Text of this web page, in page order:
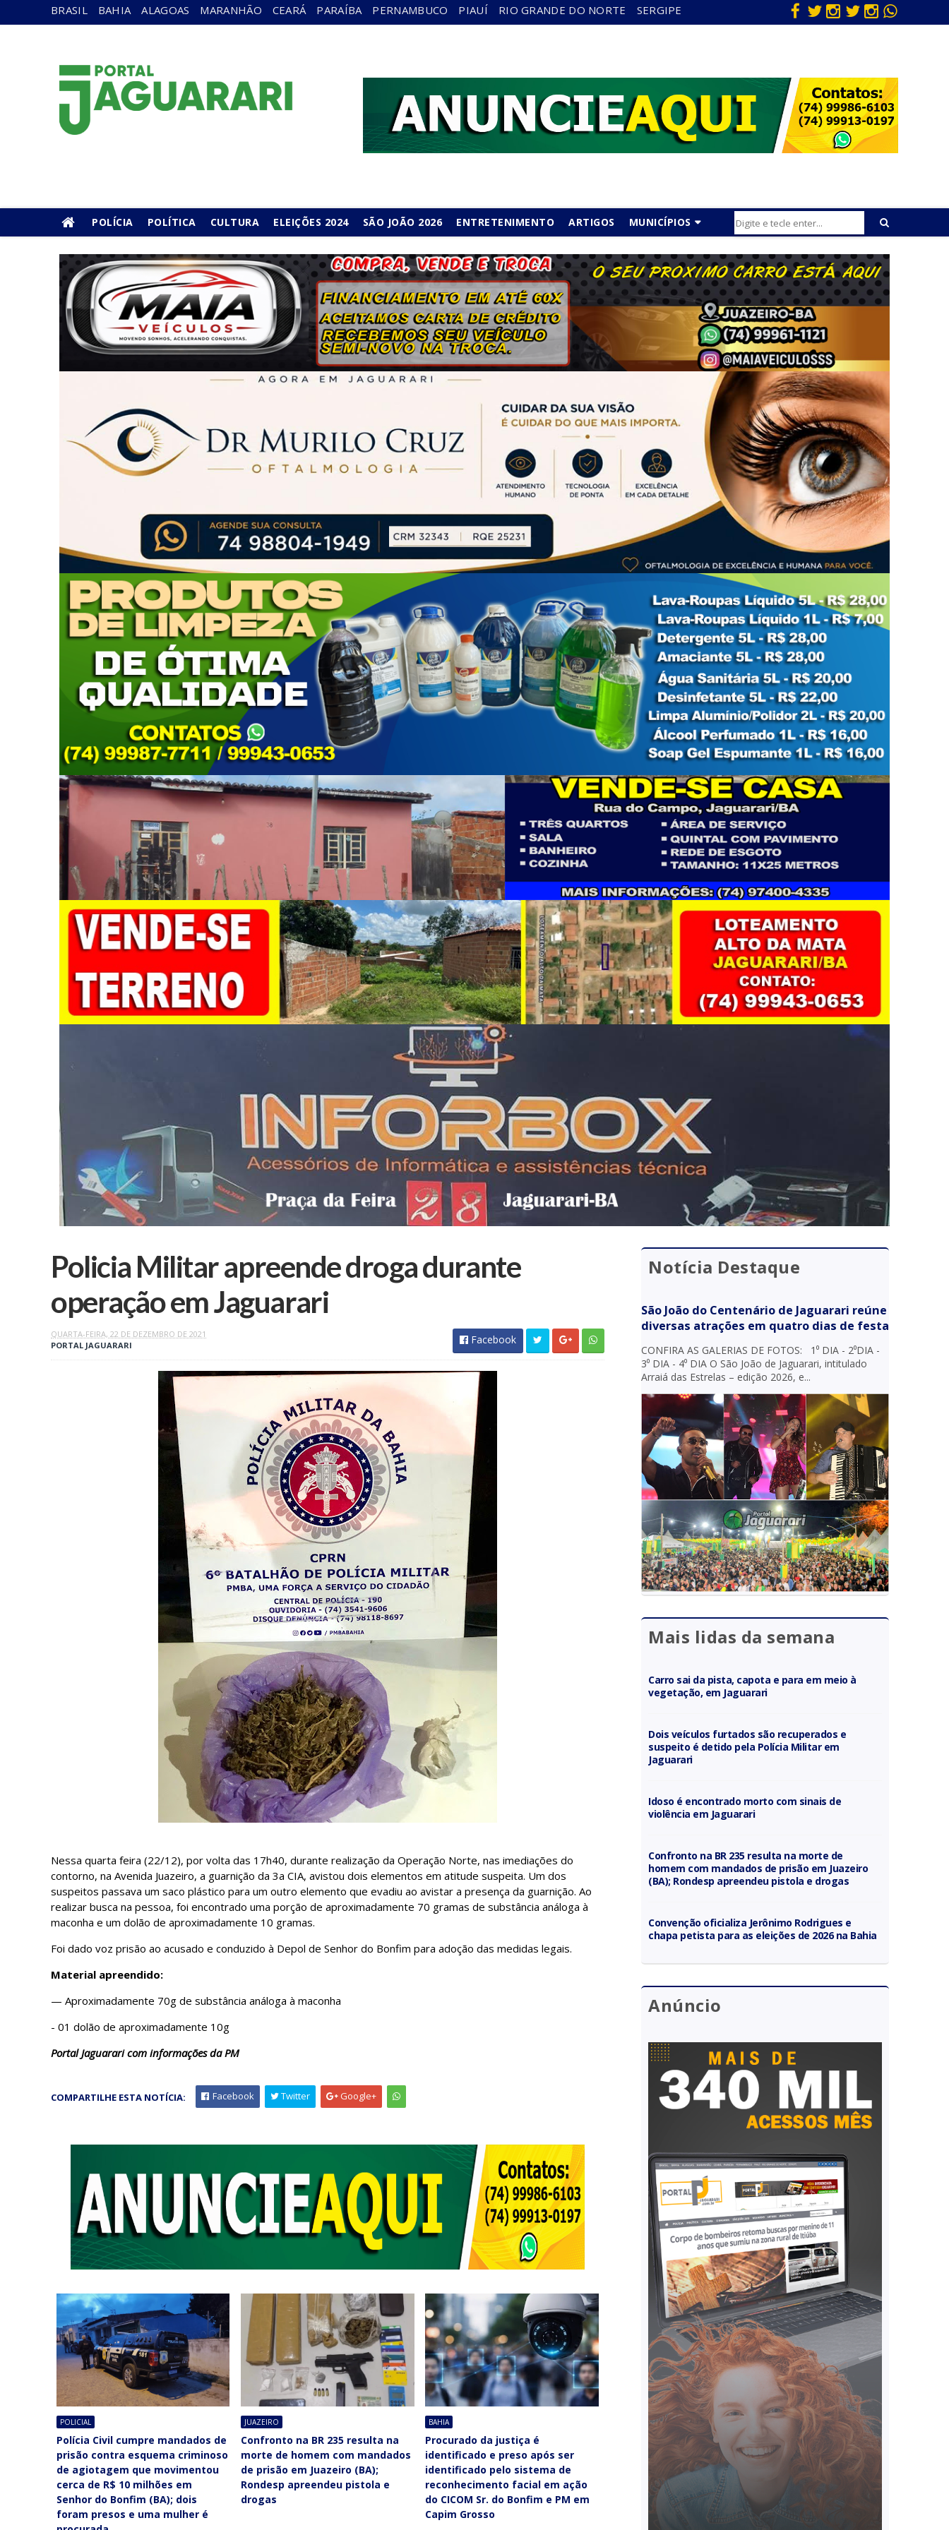
BRASIL BAHIA ALAGOAS MARANHÃO CEARÁ PARAÍBA PERNAMBUCO PIAUÍ RIO GRANDE DO NORTE SERGIPE
POLÍCIA POLÍTICA CULTURA ELEIÇÕES 2024 SÃO JOÃO 2026 ENTRETENIMENTO ARTIGOS MUNICÍPIOS
Policia Militar apreende droga durante
operação em Jaguarari
QUARTA-FEIRA, 22 DE DEZEMBRO DE 2021
PORTAL JAGUARARI
Facebook
Nessa quarta feira (22/12), por volta das 17h40, durante realização da Operação Norte, nas imediações do
contorno, na Avenida Juazeiro, a guarnição da 3a CIA, avistou dois elementos em atitude suspeita. Um dos
suspeitos passava um saco plástico para um outro elemento que evadiu ao avistar a presença da guarnição. Ao
realizar busca na pessoa, foi encontrado uma porção de aproximadamente 70 gramas de substância análoga à
maconha e um dolão de aproximadamente 10 gramas.
Foi dado voz prisão ao acusado e conduzido à Depol de Senhor do Bonfim para adoção das medidas legais.
Material apreendido:
— Aproximadamente 70g de substância análoga à maconha
- 01 dolão de aproximadamente 10g
Portal Jaguarari com informações da PM
COMPARTILHE ESTA NOTÍCIA: Facebook Twitter Google+
POLICIAL
Polícia Civil cumpre mandados de
prisão contra esquema criminoso
de agiotagem que movimentou
cerca de R$ 10 milhões em
Senhor do Bonfim (BA); dois
foram presos e uma mulher é
JUAZEIRO
Confronto na BR 235 resulta na
morte de homem com mandados
de prisão em Juazeiro (BA);
Rondesp apreendeu pistola e
drogas
BAHIA
Procurado da justiça é
identificado e preso após ser
identificado pelo sistema de
reconhecimento facial em ação
do CICOM Sr. do Bonfim e PM em
Capim Grosso
Notícia Destaque
São João do Centenário de Jaguarari reúne
diversas atrações em quatro dias de festa
CONFIRA AS GALERIAS DE FOTOS: 1⁰ DIA - 2⁰DIA -
3⁰ DIA - 4⁰ DIA O São João de Jaguarari, intitulado
Arraiá das Estrelas – edição 2026, e...
Mais lidas da semana
Carro sai da pista, capota e para em meio à
vegetação, em Jaguarari
Dois veículos furtados são recuperados e
suspeito é detido pela Polícia Militar em
Jaguarari
Idoso é encontrado morto com sinais de
violência em Jaguarari
Confronto na BR 235 resulta na morte de
homem com mandados de prisão em Juazeiro
(BA); Rondesp apreendeu pistola e drogas
Convenção oficializa Jerônimo Rodrigues e
chapa petista para as eleições de 2026 na Bahia
Anúncio